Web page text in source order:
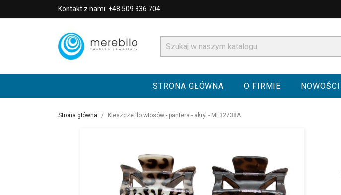
Kontakt z nami: +48 509 336 704
STRONA GŁÓWNA O FIRMIE NOWOŚCI
Strona główna Kleszcze do włosów - pantera - akryl - MF32738A